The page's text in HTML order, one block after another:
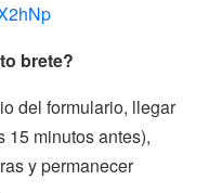
brete?
del formulario, llegar
15 minutos antes),
y permanecer